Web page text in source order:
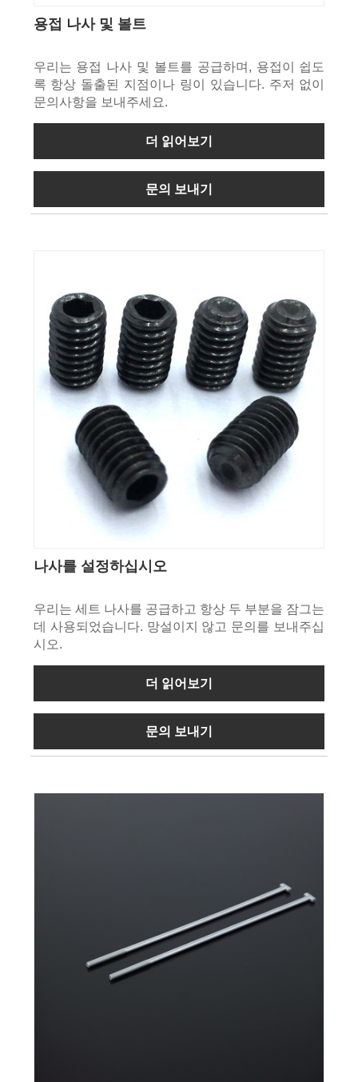
용접 나사 및 볼트
우리는 용접 나사 및 볼트를 공급하며, 용접이 쉽도
록 항상 돌출된 지점이나 링이 있습니다. 주저 없이
문의사항을 보내주세요.
더 읽어보기
문의 보내기
나사를 설정하십시오
우리는 세트 나사를 공급하고 항상 두 부분을 잠그는
데 사용되었습니다. 망설이지 않고 문의를 보내주십
시오.
더 읽어보기
문의 보내기